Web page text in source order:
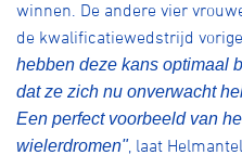
winnen. De andere vier
de kwalificatiewedstrijd vorige
hebben deze kans optimaal
dat ze zich nu onverwacht
Een perfect voorbeeld van
wielerdromen", laat